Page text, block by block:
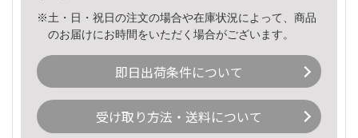
※土・日・祝日の注文の場合や在庫状況によって、商品
のお届けにお時間をいただく場合がございます。
即日出荷条件について
受け取り方法・送料について